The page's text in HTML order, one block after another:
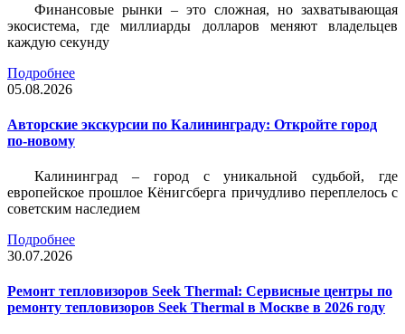
Финансовые рынки – это сложная, но захватывающая
экосистема, где миллиарды долларов меняют владельцев
каждую секунду
Подробнее
05.08.2026
Авторские экскурсии по Калининграду: Откройте город
по-новому
Калининград – город с уникальной судьбой, где
европейское прошлое Кёнигсберга причудливо переплелось с
советским наследием
Подробнее
30.07.2026
Ремонт тепловизоров Seek Thermal: Сервисные центры по
ремонту тепловизоров Seek Thermal в Москве в 2026 году